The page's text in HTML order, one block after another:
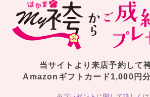
当サイトより来店予約して
Amazonギフトカード1,000円